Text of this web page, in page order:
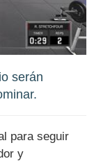
serán
para seguir
y